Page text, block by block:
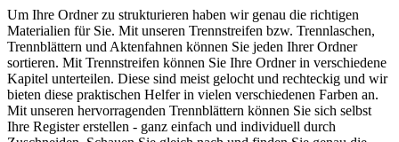
Um Ihre Ordner zu strukturieren haben wir genau die richtigen
Materialien für Sie. Mit unseren Trennstreifen bzw. Trennlaschen,
Trennblättern und Aktenfahnen können Sie jeden Ihrer Ordner
sortieren. Mit Trennstreifen können Sie Ihre Ordner in verschiedene
Kapitel unterteilen. Diese sind meist gelocht und rechteckig und wir
bieten diese praktischen Helfer in vielen verschiedenen Farben an.
Mit unseren hervorragenden Trennblättern können Sie sich selbst
Ihre Register erstellen - ganz einfach und individuell durch